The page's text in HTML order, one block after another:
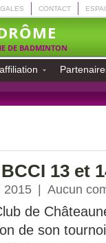
CONTACT
DE BADMINTON
13 et
2015 Aucun
de
de son